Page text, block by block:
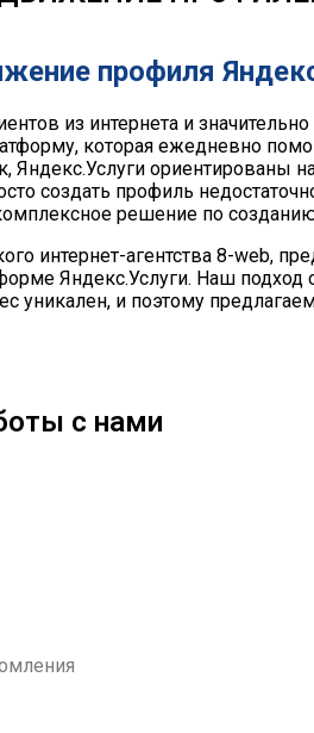
профиля
из интернета и
которая ежедневно
Яндекс.Услуги ориентированы
создать профиль
решение по
интернет-агентства 8-web,
Яндекс.Услуги. Наш
уникален, и поэтому
с нами